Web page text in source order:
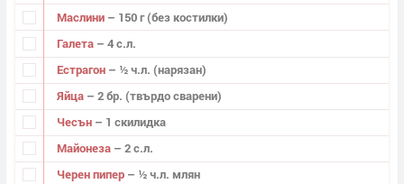
Маслини – 150 г (без костилки)
Галета – 4 с.л.
Естрагон – ½ ч.л. (нарязан)
Яйца – 2 бр. (твърдо сварени)
Чесън – 1 скилидка
Майонеза – 2 с.л.
Черен пипер – ½ ч.л. млян